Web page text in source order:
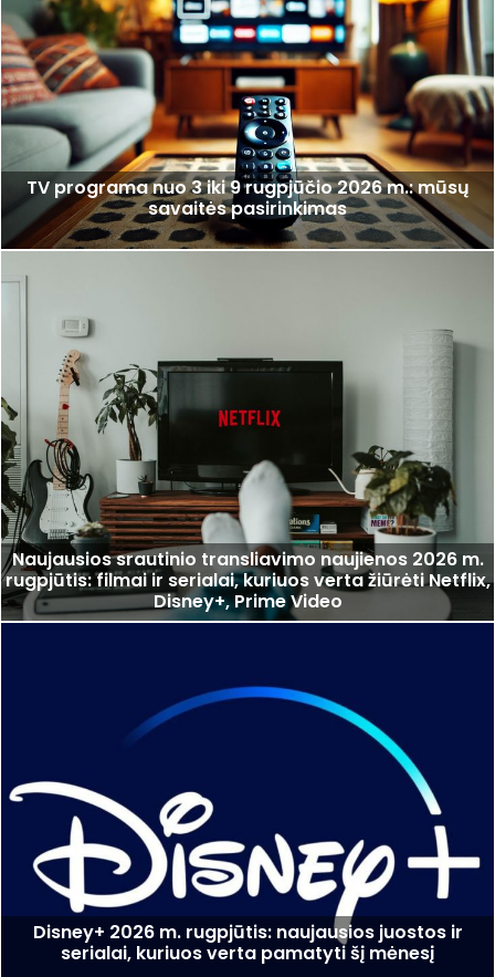
TV programa nuo 3 iki 9 rugpjūčio 2026 m.: mūsų
savaitės pasirinkimas
Naujausios srautinio transliavimo naujienos 2026 m.
rugpjūtis: filmai ir serialai, kuriuos verta žiūrėti Netflix,
Disney+, Prime Video
Disney+ 2026 m. rugpjūtis: naujausios juostos ir
serialai, kuriuos verta pamatyti šį mėnesį